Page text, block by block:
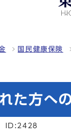
国民健康保険
た方へ
ID:2428